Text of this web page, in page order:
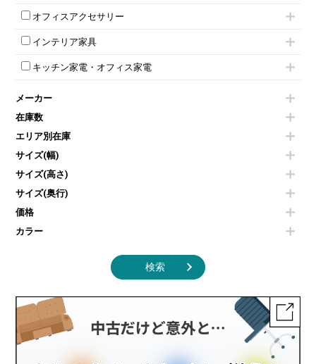
ダイヤル錠ロッカー
ワードローブ・クローゼット
会議テーブルW1800～
平行スタックテーブル
会議テーブルその他
ミーティングチェアその他
パーテーションその他
壁掛けホワイトボード
ホワイトボードその他
電話機（ビジネスフォン）
シュレッダー
スクリーン
その他OA機器
オフィスアクセサリー
チェア用台車
演台・講演台・演説台
防音パネル
コートハンガー・ポールハンガー
傘立て
食器棚・キッチンキャビネット
カタログスタンド
オフィスアクセサリーその他
インテリア家具
モールドチェア
ダイニングチェア
カウンターテーブル
センターテーブル・サイドテーブル
ベンチ・スツール
ソファ
シェルフ
ダストボックス（ゴミ箱）
インテリア家具その他
キッチン家電・オフィス家電
冷蔵庫・洗濯機
空気清浄機・加湿器
液晶テレビ・モニター類
エアコン
照明機器
掃除機
季節家電
メーカー
在庫数
エリア別在庫
サイズ(幅)
サイズ(高さ)
サイズ(奥行)
価格
カラー
検索